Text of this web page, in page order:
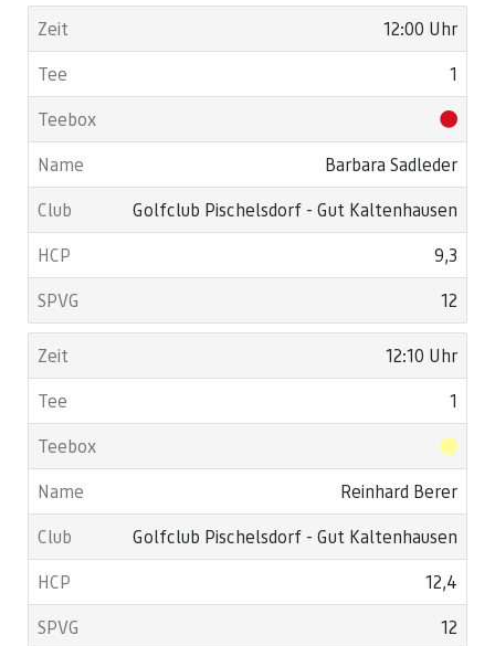
12:00 Uhr
1
Barbara Sadleder
Golfclub Pischelsdorf - Gut Kaltenhausen
9,3
12
12:10 Uhr
1
Reinhard Berer
Golfclub Pischelsdorf - Gut Kaltenhausen
12,4
12